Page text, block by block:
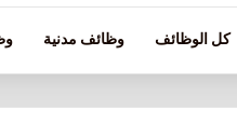
كل الوظائف وظائف مدنية